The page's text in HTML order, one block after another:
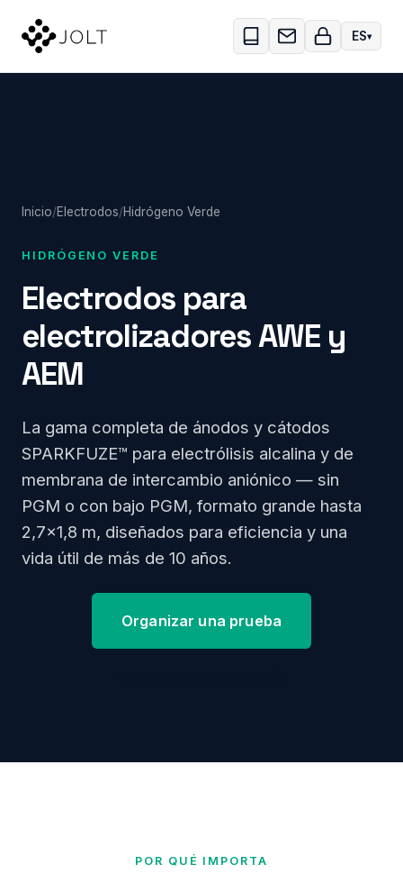
ES
Inicio/Electrodos/Hidrógeno Verde
HIDRÓGENO VERDE
Electrodos para
electrolizadores AWE y
AEM
La gama completa de ánodos y cátodos
SPARKFUZE™ para electrólisis alcalina y de
membrana de intercambio aniónico — sin
PGM o con bajo PGM, formato grande hasta
2,7×1,8 m, diseñados para eficiencia y una
vida útil de más de 10 años.
Organizar una prueba
POR QUÉ IMPORTA